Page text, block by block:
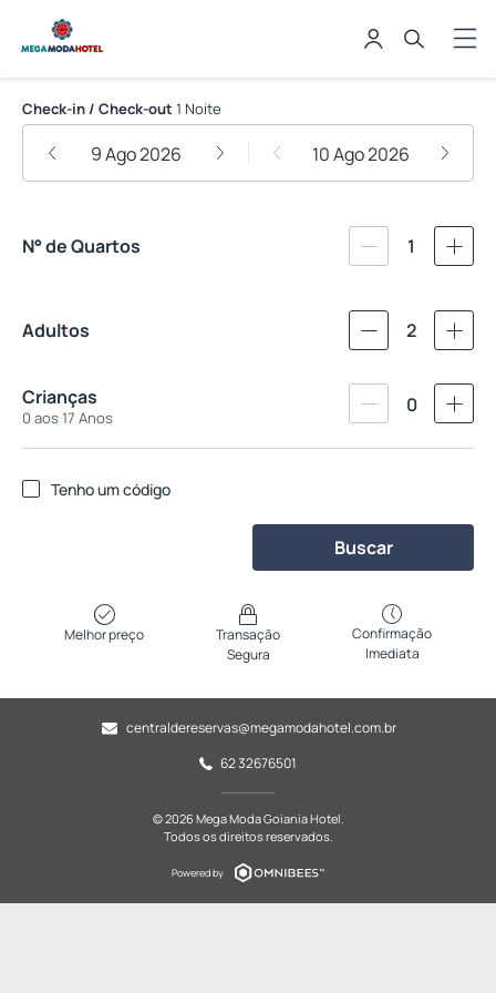
Mega Moda Goiania Hotel
Check-in / Check-out 1 Noite
9 Ago 2026 10 Ago 2026
N° de Quartos 1
Adultos 2
Crianças
0 aos 17 Anos
0
Tenho um código
Buscar
Melhor preço
Transação
Segura
Confirmação
Imediata
centraldereservas@megamodahotel.com.br
62 32676501
© 2026 Mega Moda Goiania Hotel.
Todos os direitos reservados.
Powered by